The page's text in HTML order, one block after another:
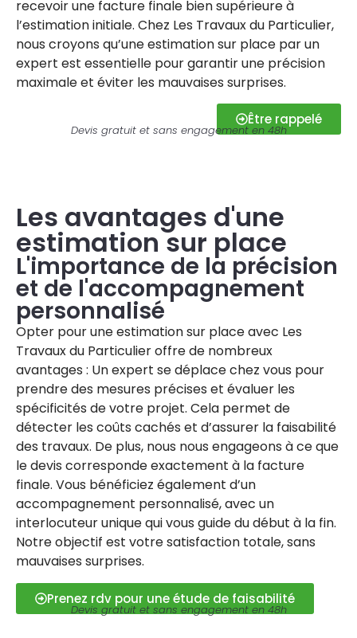
recevoir une facture finale bien supérieure à
l’estimation initiale. Chez Les Travaux du Particulier,
nous croyons qu’une estimation sur place par un
expert est essentielle pour garantir une précision
maximale et éviter les mauvaises surprises.
Être rappelé
Devis gratuit et sans engagement en 48h
Les avantages d'une
estimation sur place
L'importance de la précision
et de l'accompagnement
personnalisé
Opter pour une estimation sur place avec Les
Travaux du Particulier offre de nombreux
avantages : Un expert se déplace chez vous pour
prendre des mesures précises et évaluer les
spécificités de votre projet. Cela permet de
détecter les coûts cachés et d’assurer la faisabilité
des travaux. De plus, nous nous engageons à ce que
le devis corresponde exactement à la facture
finale. Vous bénéficiez également d’un
accompagnement personnalisé, avec un
interlocuteur unique qui vous guide du début à la fin.
Notre objectif est votre satisfaction totale, sans
mauvaises surprises.
Prenez rdv pour une étude de faisabilité
Devis gratuit et sans engagement en 48h